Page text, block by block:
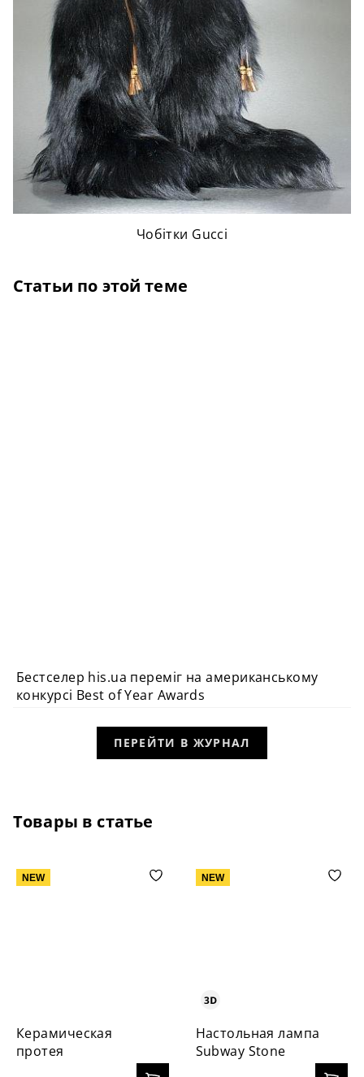
Чобітки Gucci
Статьи по этой теме
МАГАЗИН
Бестселер his.ua переміг на американському
конкурсі Best of Year Awards
ПЕРЕЙТИ В ЖУРНАЛ
Товары в статье
NEW
Керамическая
протея
NEW
Настольная лампа
Subway Stone